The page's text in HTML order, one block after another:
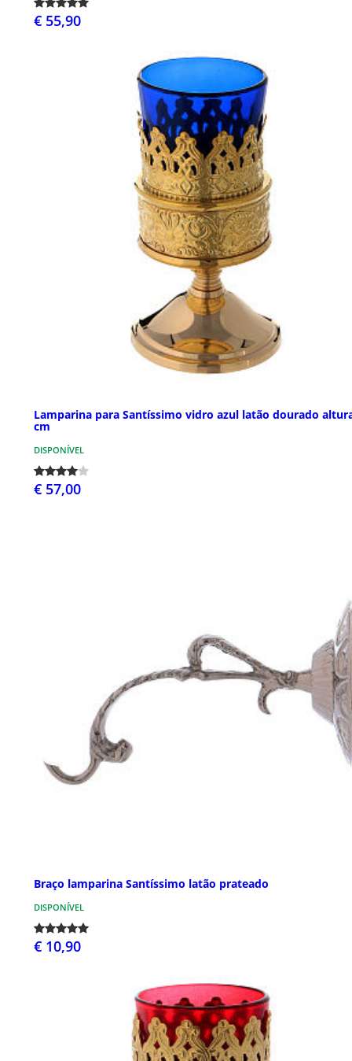
€ 55,90
Lamparina para Santíssimo vidro azul latão dourado
cm
DISPONÍVEL
€ 57,00
Braço lamparina Santíssimo latão prateado
DISPONÍVEL
€ 10,90